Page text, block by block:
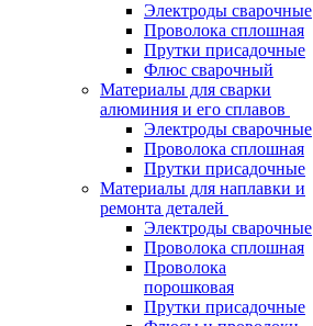
Электроды сварочные
Проволока сплошная
Прутки присадочные
Флюс сварочный
Материалы для сварки
алюминия и его сплавов
Электроды сварочные
Проволока сплошная
Прутки присадочные
Материалы для наплавки и
ремонта деталей
Электроды сварочные
Проволока сплошная
Проволока
порошковая
Прутки присадочные